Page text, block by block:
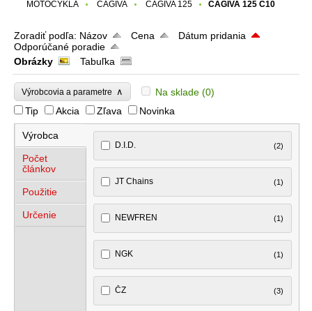
MOTOCYKLA
CAGIVA CAGIVA 125 CAGIVA 125 C10
Zoradiť podľa: Názov Cena
Dátum pridania
Odporúčané poradie
Obrázky
Tabuľka
Výrobcovia a parametre ∧ Na sklade (0)
Tip
Akcia Zľava Novinka
Výrobca
Počet
článkov
Použitie
Určenie
D.I.D. (2)
JT Chains (1)
NEWFREN (1)
NGK (1)
ČZ (3)